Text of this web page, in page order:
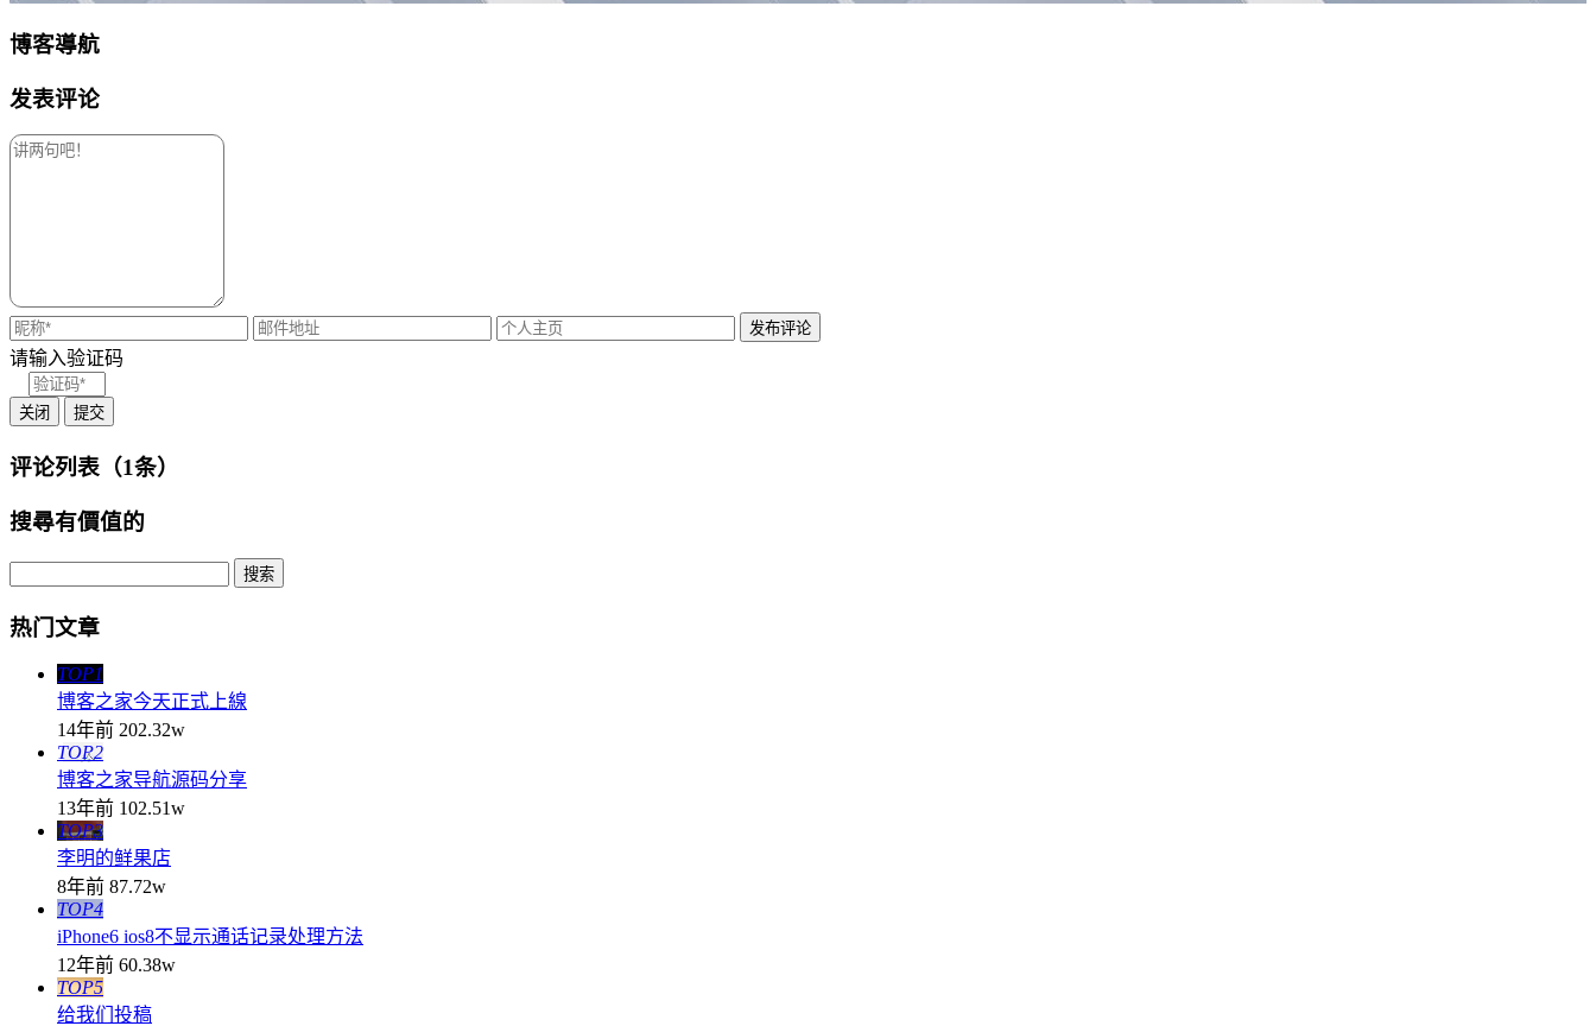
博客導航
发表评论
请输入验证码
关闭 提交
评论列表（1条）
搜尋有價值的
热门文章
TOP1
博客之家今天正式上線
14年前 202.32w
TOP2
博客之家导航源码分享
13年前 102.51w
TOP3
李明的鲜果店
8年前 87.72w
TOP4
iPhone6 ios8不显示通话记录处理方法
12年前 60.38w
TOP5
给我们投稿